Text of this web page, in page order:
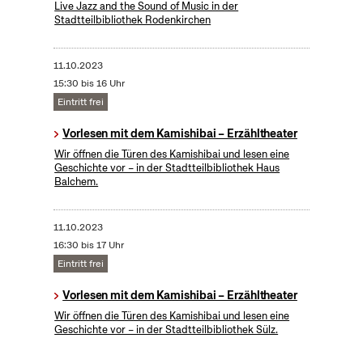
Live Jazz and the Sound of Music in der
Stadtteilbibliothek Rodenkirchen
11.10.2023
15:30 bis 16 Uhr
Eintritt frei
Vorlesen mit dem Kamishibai – Erzähltheater
Wir öffnen die Türen des Kamishibai und lesen eine
Geschichte vor – in der Stadtteilbibliothek Haus
Balchem.
11.10.2023
16:30 bis 17 Uhr
Eintritt frei
Vorlesen mit dem Kamishibai – Erzähltheater
Wir öffnen die Türen des Kamishibai und lesen eine
Geschichte vor – in der Stadtteilbibliothek Sülz.